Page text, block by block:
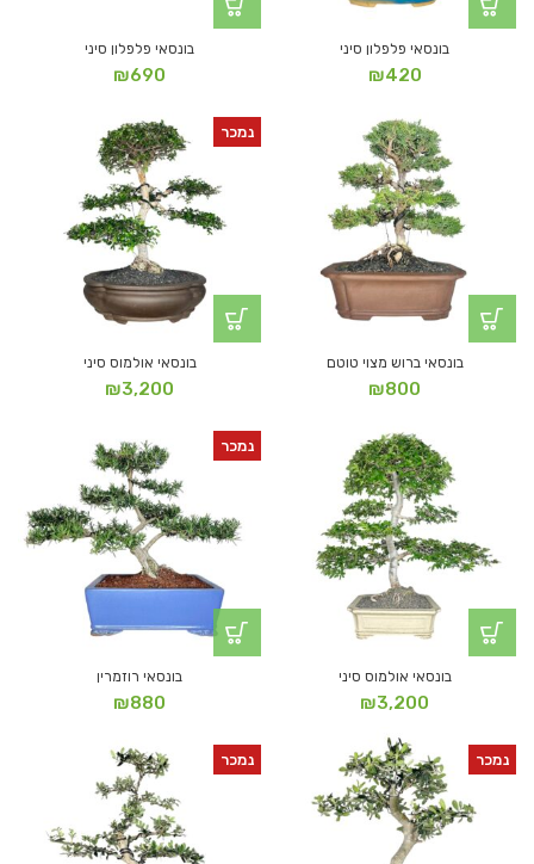
בונסאי פלפלון סיני
₪420
בונסאי פלפלון סיני
₪690
בונסאי ברוש מצוי טוטם
₪800
נמכר
בונסאי אולמוס סיני
₪3,200
בונסאי אולמוס סיני
₪3,200
נמכר
בונסאי רוזמרין
₪880
נמכר נמכר